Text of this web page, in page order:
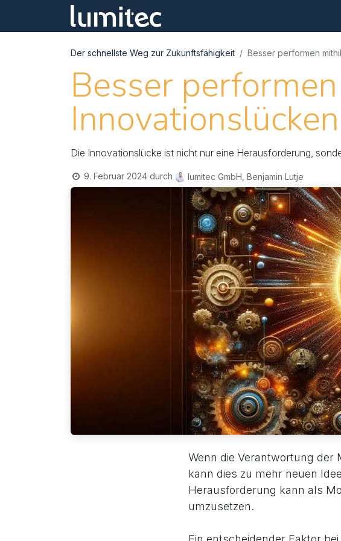
Der schnellste Weg zur Zukunftsfähigkeit Besser performen
Besser
Innovationslücken
Die Innovationslücke ist nicht nur eine Herausforderung,
9. Februar 2024 durch lumitec GmbH, Benjamin Lutje
Wenn die Verantwortung der
kann dies zu mehr neuen
Herausforderung kann als
umzusetzen.